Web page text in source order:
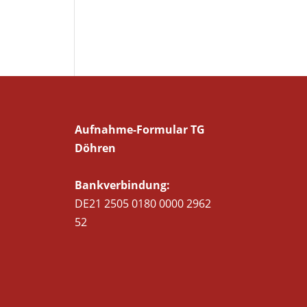
Aufnahme-Formular TG
Döhren
Bankverbindung:
DE21 2505 0180 0000 2962
52